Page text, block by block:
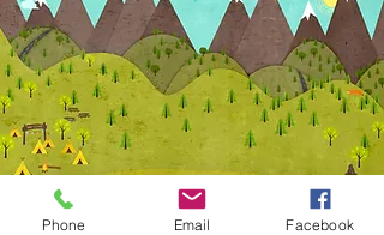
Phone Email Facebook